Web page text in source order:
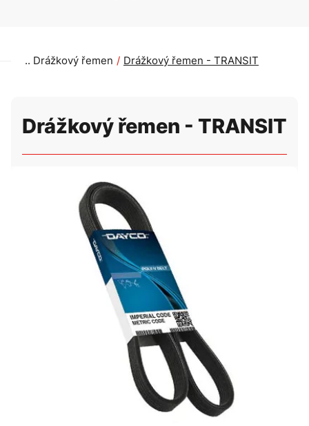
Drážkový řemen Drážkový řemen - TRANSIT
Drážkový řemen - TRANSIT